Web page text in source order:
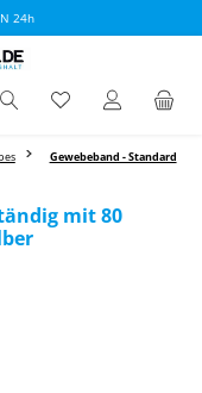
24h
Gewebeband - Standard
mit 80